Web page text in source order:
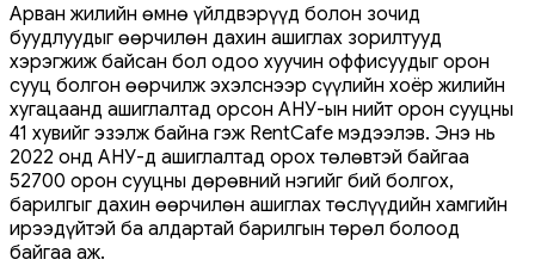
Арван жилийн өмнө үйлдвэрүүд болон зочид
буудлуудыг өөрчилөн дахин ашиглах зорилтууд
хэрэгжиж байсан бол одоо хуучин оффисуудыг орон
сууц болгон өөрчилж эхэлснээр сүүлийн хоёр жилийн
хугацаанд ашиглалтад орсон АНУ-ын нийт орон сууцны
41 хувийг эзэлж байна гэж RentCafe мэдээлэв. Энэ нь
2022 онд АНУ-д ашиглалтад орох төлөвтэй байгаа
52700 орон сууцны дөрөвний нэгийг бий болгох,
барилгыг дахин өөрчилөн ашиглах төслүүдийн хамгийн
ирээдүйтэй ба алдартай барилгын төрөл болоод
байгаа аж.